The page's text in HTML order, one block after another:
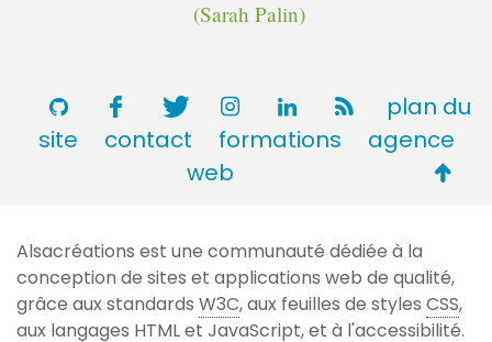
(Sarah Palin)
plan du
site
contact formations
agence
web
de
page
Alsacréations est une communauté dédiée à la
conception de sites et applications web de qualité,
grâce aux standards W3C, aux feuilles de styles CSS,
aux langages HTMLet JavaScript, et à l'accessibilité.